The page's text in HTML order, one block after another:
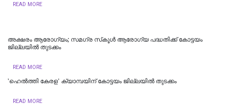
READ MORE
​അക്ഷരം ആരോഗ്യം; സമഗ്ര സ്‌കൂൾ ആരോഗ്യ പദ്ധതിക്ക് കോട്ടയം
ജില്ലയിൽ തുടക്കം
READ MORE
'ഹെൽത്തി കേരള' ക്യാമ്പയിന് കോട്ടയം ജില്ലയിൽ തുടക്കം
READ MORE